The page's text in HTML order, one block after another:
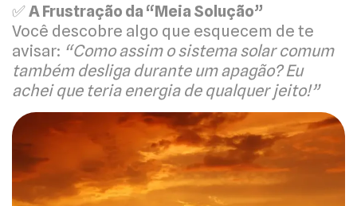
✅A Frustração da “Meia Solução”
Você descobre algo que esquecem de te
avisar: “Como assim o sistema solar comum
também desliga durante um apagão? Eu
achei que teria energia de qualquer jeito!”